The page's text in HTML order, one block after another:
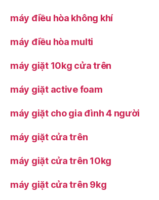
máy điều hòa không khí
máy điều hòa multi
máy giặt 10kg cửa trên
máy giặt active foam
máy giặt cho gia đình 4 người
máy giặt cửa trên
máy giặt cửa trên 10kg
máy giặt cửa trên 9kg